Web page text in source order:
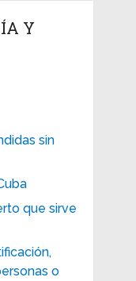
Y
sin
que sirve
o